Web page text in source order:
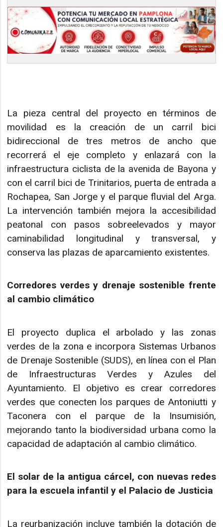
La pieza central del proyecto en términos de
movilidad es la creación de un carril bici
bidireccional de tres metros de ancho que
recorrerá el eje completo y enlazará con la
infraestructura ciclista de la avenida de Bayona y
con el carril bici de Trinitarios, puerta de entrada a
Rochapea, San Jorge y el parque fluvial del Arga.
La intervención también mejora la accesibilidad
peatonal con pasos sobreelevados y mayor
caminabilidad longitudinal y transversal, y
conserva las plazas de aparcamiento existentes.
Corredores verdes y drenaje sostenible frente
al cambio climático
El proyecto duplica el arbolado y las zonas
verdes de la zona e incorpora Sistemas Urbanos
de Drenaje Sostenible (SUDS), en línea con el Plan
de Infraestructuras Verdes y Azules del
Ayuntamiento. El objetivo es crear corredores
verdes que conecten los parques de Antoniutti y
Taconera con el parque de la Insumisión,
mejorando tanto la biodiversidad urbana como la
capacidad de adaptación al cambio climático.
El solar de la antigua cárcel, con nuevas redes
para la escuela infantil y el Palacio de Justicia
La reurbanización incluye también la dotación de